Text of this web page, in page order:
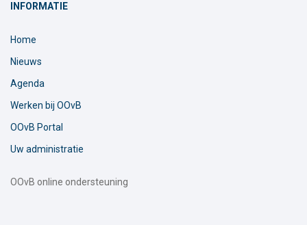
INFORMATIE
Home
Nieuws
Agenda
Werken bij OOvB
OOvB Portal
Uw administratie
OOvB online ondersteuning